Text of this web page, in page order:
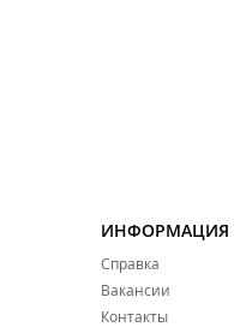
ИНФОРМАЦИЯ
Справка
Вакансии
Контакты